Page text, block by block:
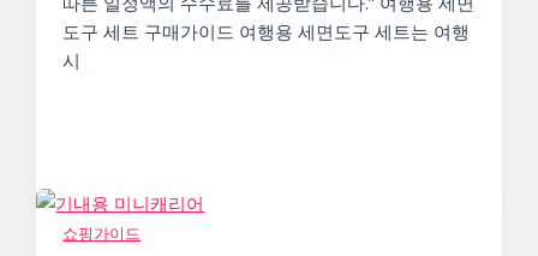
도구 세트 구매가이드 여행용 세면도구 세트는 여행
시
쇼핑가이드